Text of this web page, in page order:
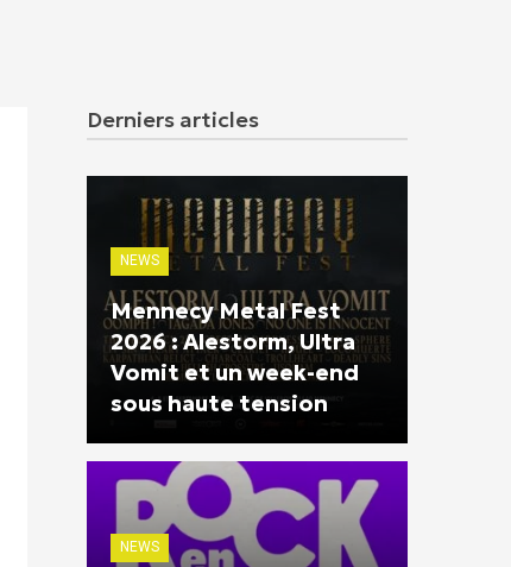
Derniers articles
NEWS
Mennecy Metal Fest
2026 : Alestorm, Ultra
Vomit et un week-end
sous haute tension
NEWS